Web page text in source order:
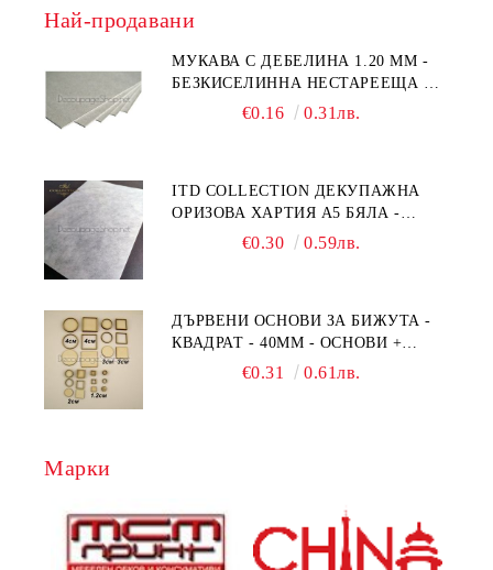
Най-продавани
МУКАВА С ДЕБЕЛИНА 1.20 MM -
БЕЗКИСЕЛИННА НЕСТАРЕЕЩА А5
- 210 Х 150ММ
€0.16 0.31лв.
ITD COLLECTION ДЕКУПАЖНА
ОРИЗОВА ХАРТИЯ А5 БЯЛА -
€0.30 0.59лв.
ДЪРВЕНИ ОСНОВИ ЗА БИЖУТА -
КВАДРАТ - 40ММ - ОСНОВИ +
€0.31 0.61лв.
Марки